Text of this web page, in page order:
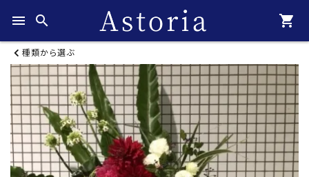
menu search shopping_cart
種類から選ぶ